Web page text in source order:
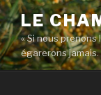
Aller
au
contenu
principal
LE
« Si nous
égarerons jamais.